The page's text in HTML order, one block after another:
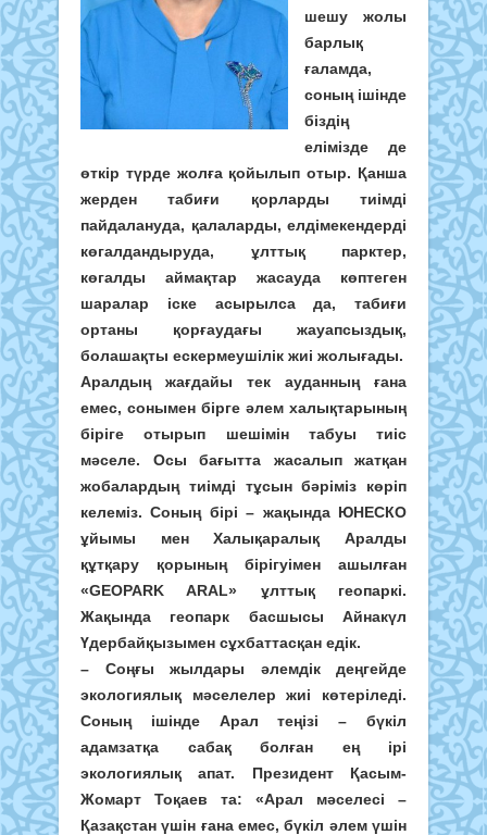
шешу жолы
барлық
ғаламда,
соның ішінде
біздің
елімізде де
өткір түрде жолға қойылып отыр. Қанша
жерден табиғи қорларды тиімді
пайдалануда, қалаларды, елдімекендерді
көгалдандыруда, ұлттық парктер,
көгалды аймақтар жасауда көптеген
шаралар іске асырылса да, табиғи
ортаны қорғаудағы жауапсыздық,
болашақты ескермеушілік жиі жолығады.
Аралдың жағдайы тек ауданның ғана
емес, сонымен бірге әлем халықтарының
біріге отырып шешімін табуы тиіс
мәселе. Осы бағытта жасалып жатқан
жобалардың тиімді тұсын бәріміз көріп
келеміз. Соның бірі – жақында ЮНЕСКО
ұйымы мен Халықаралық Аралды
құтқару қорының бірігуімен ашылған
«GEOPARK ARAL» ұлттық геопаркі.
Жақында геопарк басшысы Айнакүл
Үдербайқызымен сұхбаттасқан едік.
– Соңғы жылдары әлемдік деңгейде
экологиялық мәселелер жиі көтеріледі.
Соның ішінде Арал теңізі – бүкіл
адамзатқа сабақ болған ең ірі
экологиялық апат. Президент Қасым-
Жомарт Тоқаев та: «Арал мәселесі –
Қазақстан үшін ғана емес, бүкіл әлем үшін